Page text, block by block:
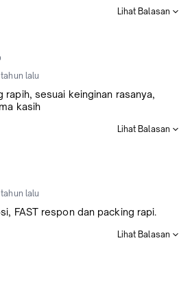
Lihat Balasan
lalu
rapih, sesuai keinginan rasanya,
kasih
Lihat Balasan
lalu
FAST respon dan packing rapi.
Lihat Balasan